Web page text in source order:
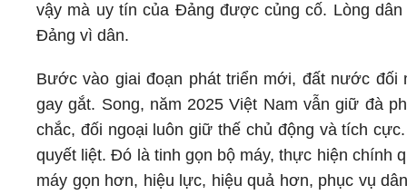
vậy mà uy tín của Đảng được củng cố. Lòng
Đảng vì dân.
Bước vào giai đoạn phát triển mới, đất nước đối
gay gắt. Song, năm 2025 Việt Nam vẫn giữ đà
chắc, đối ngoại luôn giữ thế chủ động và tích
quyết liệt. Đó là tinh gọn bộ máy, thực hiện chính
máy gọn hơn, hiệu lực, hiệu quả hơn, phục vụ